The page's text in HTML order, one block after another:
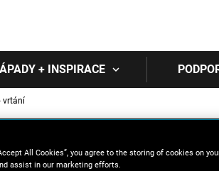
+ INSPIRACE
vrtání
All Cookies”, you agree to the storing of cookies on
assist in our marketing efforts.